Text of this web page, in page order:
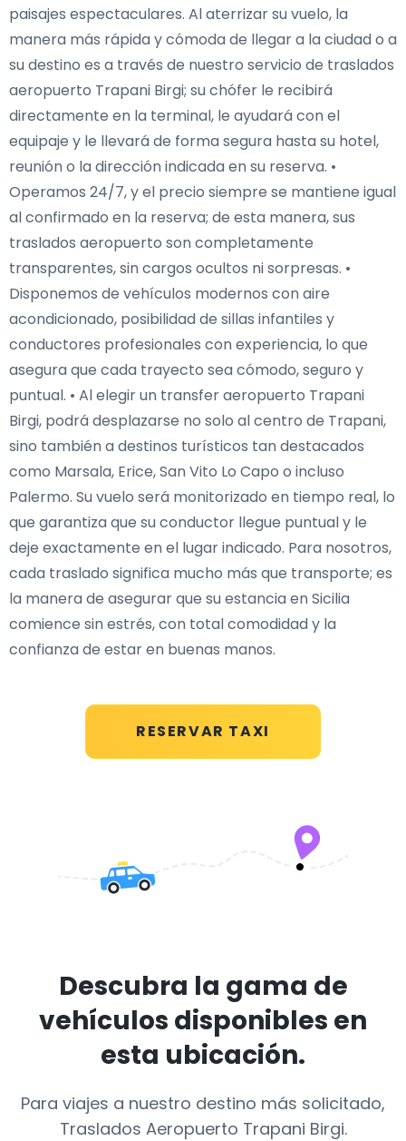
RESERVAR TAXI
paisajes espectaculares. Al aterrizar su vuelo, la
manera más rápida y cómoda de llegar a la ciudad o a
su destino es a través de nuestro servicio de traslados
aeropuerto Trapani Birgi; su chófer le recibirá
directamente en la terminal, le ayudará con el
equipaje y le llevará de forma segura hasta su hotel,
reunión o la dirección indicada en su reserva. •
Operamos 24/7, y el precio siempre se mantiene igual
al confirmado en la reserva; de esta manera, sus
traslados aeropuerto son completamente
transparentes, sin cargos ocultos ni sorpresas. •
Disponemos de vehículos modernos con aire
acondicionado, posibilidad de sillas infantiles y
conductores profesionales con experiencia, lo que
asegura que cada trayecto sea cómodo, seguro y
puntual. • Al elegir un transfer aeropuerto Trapani
Birgi, podrá desplazarse no solo al centro de Trapani,
sino también a destinos turísticos tan destacados
como Marsala, Erice, San Vito Lo Capo o incluso
Palermo. Su vuelo será monitorizado en tiempo real, lo
que garantiza que su conductor llegue puntual y le
deje exactamente en el lugar indicado. Para nosotros,
cada traslado significa mucho más que transporte; es
la manera de asegurar que su estancia en Sicilia
comience sin estrés, con total comodidad y la
confianza de estar en buenas manos.
Descubra la gama de
vehículos disponibles en
esta ubicación.
Para viajes a nuestro destino más solicitado,
Traslados Aeropuerto Trapani Birgi.